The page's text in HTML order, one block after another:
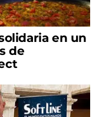
en un
de